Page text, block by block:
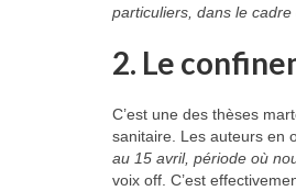
particuliers, dans le cadre
2. Le
C’est une des thèses
sanitaire. Les auteurs en
au 15 avril, période où
voix off. C’est